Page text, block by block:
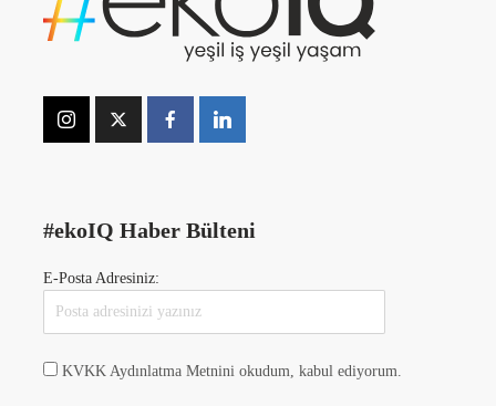
#ekoIQ Haber Bülteni
E-Posta Adresiniz:
KVKK Aydınlatma Metnini okudum, kabul ediyorum.